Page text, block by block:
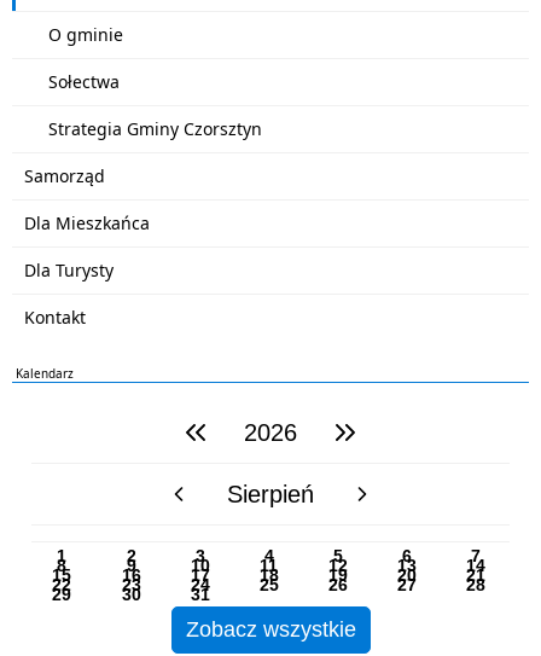
O gminie
Sołectwa
Strategia Gminy Czorsztyn
Samorząd
Dla Mieszkańca
Dla Turysty
Kontakt
Kalendarz
poprzedni rok2026 następny rok
poprzedni miesiącSierpień następny miesiąc
1 2 3 4 5 6 7
8 9 10 11 12 13 14
15 16 17 18 19 20 21
22 23 24 25 26 27 28
29 30 31
Zobacz wszystkie